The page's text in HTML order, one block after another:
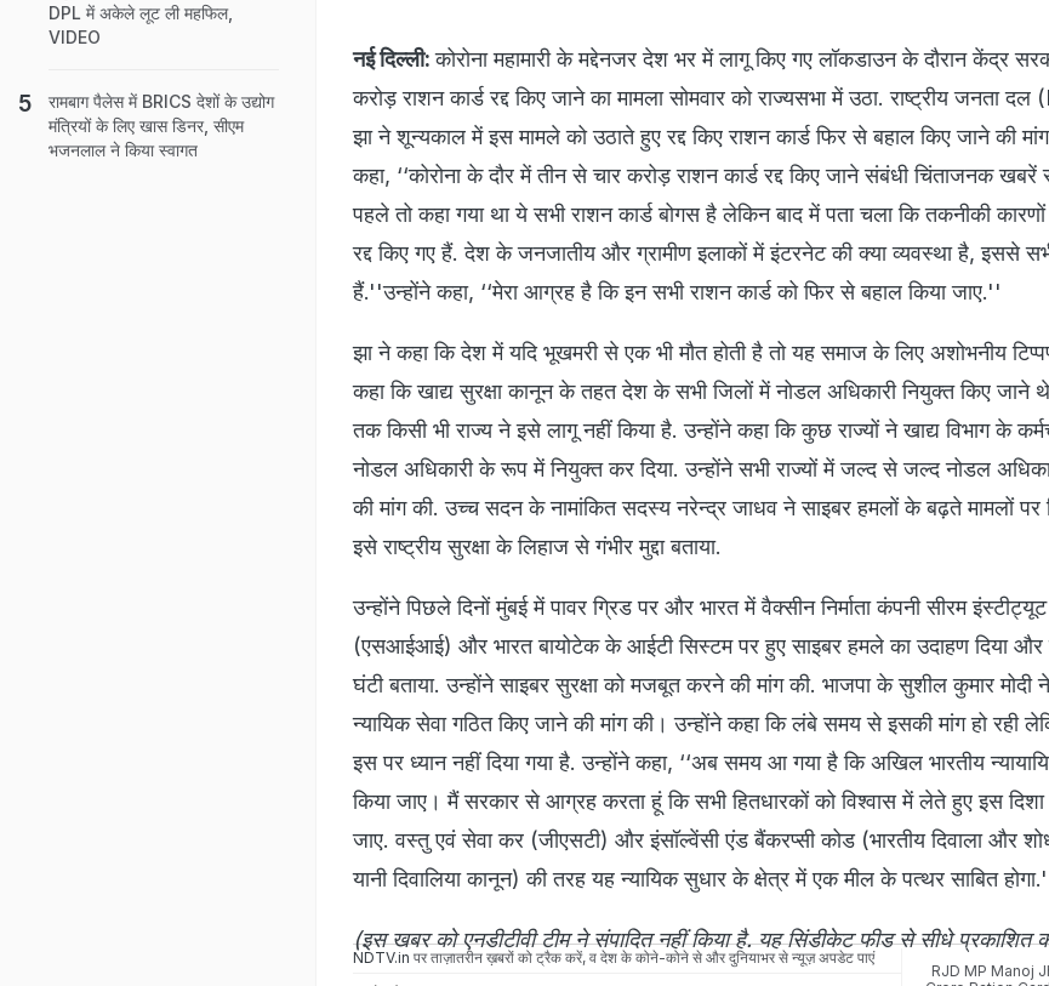
नई दिल्ली: कोरोना महामारी के मद्देनजर देश भर में लागू किए गए लॉकडाउन के दौरान केंद्र
करोड़ राशन कार्ड रद्द किए जाने का मामला सोमवार को राज्यसभा में उठा. राष्ट्रीय जनता
झा ने शून्यकाल में इस मामले को उठाते हुए रद्द किए राशन कार्ड फिर से बहाल किए जाने की
कहा, ‘‘कोरोना के दौर में तीन से चार करोड़ राशन कार्ड रद्द किए जाने संबंधी चिंताजनक
पहले तो कहा गया था ये सभी राशन कार्ड बोगस है लेकिन बाद में पता चला कि तकनीकी
रद्द किए गए हैं. देश के जनजातीय और ग्रामीण इलाकों में इंटरनेट की क्या व्यवस्था है, इससे
हैं.''उन्होंने कहा, ‘‘मेरा आग्रह है कि इन सभी राशन कार्ड को फिर से बहाल किया जाए.''
झा ने कहा कि देश में यदि भूखमरी से एक भी मौत होती है तो यह समाज के लिए अशोभनीय
कहा कि खाद्य सुरक्षा कानून के तहत देश के सभी जिलों में नोडल अधिकारी नियुक्त किए जाने
तक किसी भी राज्य ने इसे लागू नहीं किया है. उन्होंने कहा कि कुछ राज्यों ने खाद्य विभाग के
नोडल अधिकारी के रूप में नियुक्त कर दिया. उन्होंने सभी राज्यों में जल्द से जल्द नोडल
की मांग की. उच्च सदन के नामांकित सदस्य नरेन्द्र जाधव ने साइबर हमलों के बढ़ते मामलों पर
इसे राष्ट्रीय सुरक्षा के लिहाज से गंभीर मुद्दा बताया.
उन्होंने पिछले दिनों मुंबई में पावर ग्रिड पर और भारत में वैक्सीन निर्माता कंपनी सीरम
(एसआईआई) और भारत बायोटेक के आईटी सिस्टम पर हुए साइबर हमले का उदाहण दिया
घंटी बताया. उन्होंने साइबर सुरक्षा को मजबूत करने की मांग की. भाजपा के सुशील कुमार मोदी
न्यायिक सेवा गठित किए जाने की मांग की। उन्होंने कहा कि लंबे समय से इसकी मांग हो रही
इस पर ध्यान नहीं दिया गया है. उन्होंने कहा, ‘‘अब समय आ गया है कि अखिल भारतीय
किया जाए। मैं सरकार से आग्रह करता हूं कि सभी हितधारकों को विश्वास में लेते हुए इस
जाए. वस्तु एवं सेवा कर (जीएसटी) और इंसॉल्वेंसी एंड बैंकरप्सी कोड (भारतीय दिवाला और
यानी दिवालिया कानून) की तरह यह न्यायिक सुधार के क्षेत्र में एक मील के पत्थर साबित
(इस खबर को एनडीटीवी टीम ने संपादित नहीं किया है. यह सिंडीकेट फीड से सीधे प्रकाशित
NDTV.in पर ताज़ातरीन ख़बरों को ट्रैक करें, व देश के कोने-कोने से और दुनियाभर से न्यूज़ अपडेट पाएं
RJD MP Manoj
DPL में अकेले लूट ली महफिल,
VIDEO
रामबाग पैलेस में BRICS देशों के उद्योग
मंत्रियों के लिए खास डिनर, सीएम
भजनलाल ने किया स्वागत